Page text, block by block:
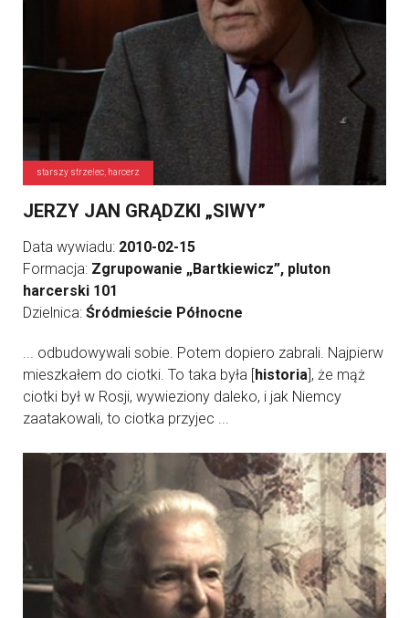
starszy strzelec, harcerz
JERZY JAN GRĄDZKI „SIWY”
Data wywiadu: 2010-02-15
Formacja: Zgrupowanie „Bartkiewicz”, pluton
harcerski 101
Dzielnica: Śródmieście Północne
... odbudowywali sobie. Potem dopiero zabrali. Najpierw
mieszkałem do ciotki. To taka była [historia], że mąż
ciotki był w Rosji, wywieziony daleko, i jak Niemcy
zaatakowali, to ciotka przyjec ...